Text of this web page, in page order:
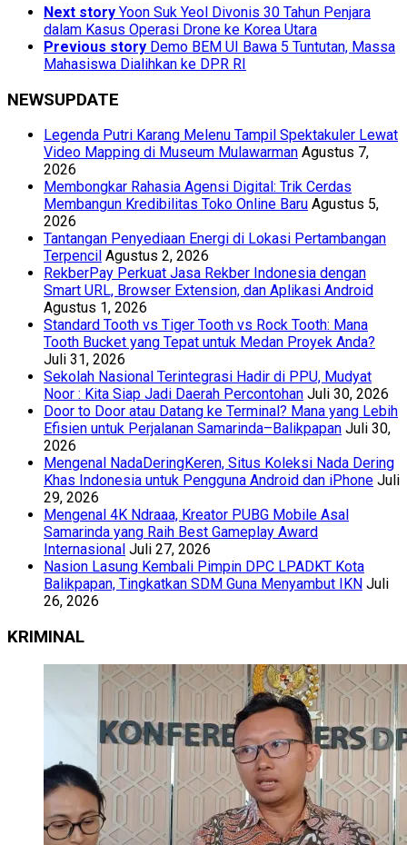
Next story Yoon Suk Yeol Divonis 30 Tahun Penjara
dalam Kasus Operasi Drone ke Korea Utara
Previous story Demo BEM UI Bawa 5 Tuntutan, Massa
Mahasiswa Dialihkan ke DPR RI
NEWSUPDATE
Legenda Putri Karang Melenu Tampil Spektakuler Lewat
Video Mapping di Museum Mulawarman Agustus 7,
2026
Membongkar Rahasia Agensi Digital: Trik Cerdas
Membangun Kredibilitas Toko Online Baru Agustus 5,
2026
Tantangan Penyediaan Energi di Lokasi Pertambangan
Terpencil Agustus 2, 2026
RekberPay Perkuat Jasa Rekber Indonesia dengan
Smart URL, Browser Extension, dan Aplikasi Android
Agustus 1, 2026
Standard Tooth vs Tiger Tooth vs Rock Tooth: Mana
Tooth Bucket yang Tepat untuk Medan Proyek Anda?
Juli 31, 2026
Sekolah Nasional Terintegrasi Hadir di PPU, Mudyat
Noor : Kita Siap Jadi Daerah Percontohan Juli 30, 2026
Door to Door atau Datang ke Terminal? Mana yang Lebih
Efisien untuk Perjalanan Samarinda–Balikpapan Juli 30,
2026
Mengenal NadaDeringKeren, Situs Koleksi Nada Dering
Khas Indonesia untuk Pengguna Android dan iPhone Juli
29, 2026
Mengenal 4K Ndraaa, Kreator PUBG Mobile Asal
Samarinda yang Raih Best Gameplay Award
Internasional Juli 27, 2026
Nasion Lasung Kembali Pimpin DPC LPADKT Kota
Balikpapan, Tingkatkan SDM Guna Menyambut IKN Juli
26, 2026
KRIMINAL